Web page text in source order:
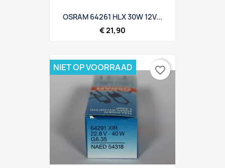
OSRAM 64261 HLX 30W 12V...
€ 21,90
NIET OP VOORRAAD favorite_border